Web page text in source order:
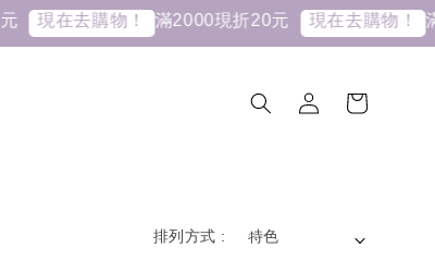
現在去購物！ 滿2000現折20元 現在去購物！ 滿
排列方式 :